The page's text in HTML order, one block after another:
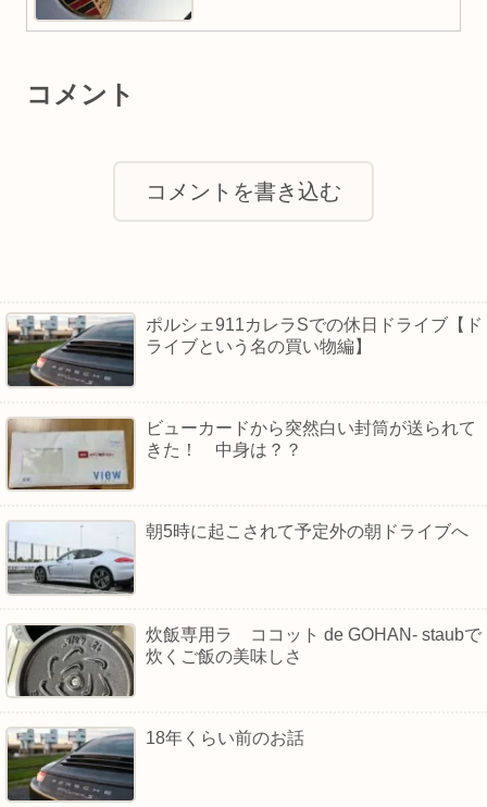
コメント
コメントを書き込む
ポルシェ911カレラSでの休日ドライブ【ド
ライブという名の買い物編】
ビューカードから突然白い封筒が送られて
きた！ 中身は？？
朝5時に起こされて予定外の朝ドライブへ
炊飯専用ラ ココット de GOHAN- staubで
炊くご飯の美味しさ
18年くらい前のお話